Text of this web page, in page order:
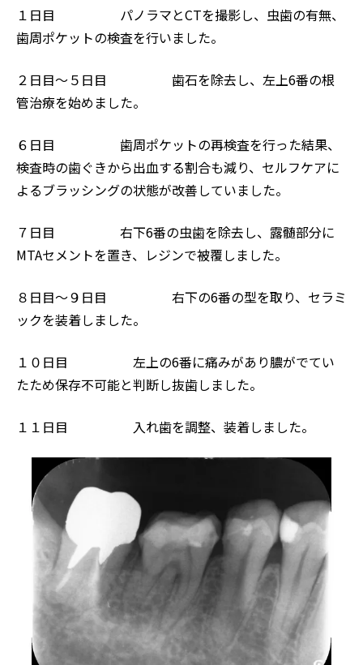
１日目 パノラマとCTを撮影し、虫歯の有無、
歯周ポケットの検査を行いました。
２日目〜５日目 歯石を除去し、左上6番の根
管治療を始めました。
６日目 歯周ポケットの再検査を行った結果、
検査時の歯ぐきから出血する割合も減り、セルフケアに
よるブラッシングの状態が改善していました。
７日目 右下6番の虫歯を除去し、露髄部分に
MTAセメントを置き、レジンで被覆しました。
８日目〜９日目 右下の6番の型を取り、セラミ
ックを装着しました。
１０ 日目 左上の6番に痛みがあり膿がでてい
たため保存不可能と判断し抜歯しました。
１１日目 入れ歯を調整、装着しました。